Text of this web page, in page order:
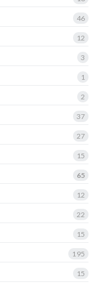
46
12
3
1
2
37
27
15
65
12
22
15
195
15